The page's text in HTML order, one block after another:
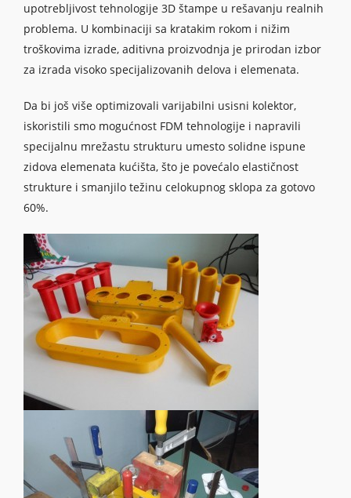
upotrebljivost tehnologije 3D štampe u rešavanju realnih
problema. U kombinaciji sa kratakim rokom i nižim
troškovima izrade, aditivna proizvodnja je prirodan izbor
za izrada visoko specijalizovanih delova i elemenata.
Da bi još više optimizovali varijabilni usisni kolektor,
iskoristili smo mogućnost FDM tehnologije i napravili
specijalnu mrežastu strukturu umesto solidne ispune
zidova elemenata kućišta, što je povećalo elastičnost
strukture i smanjilo težinu celokupnog sklopa za gotovo
60%.